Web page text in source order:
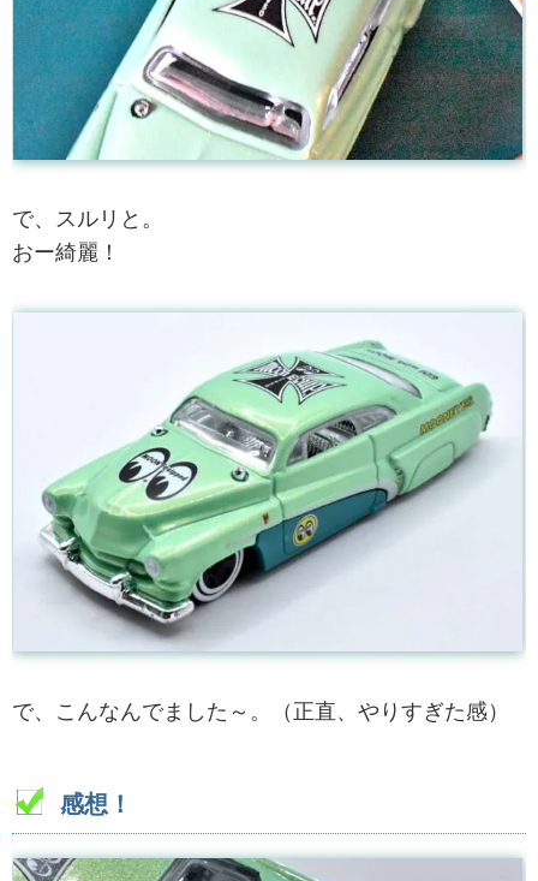
で、スルリと。
おー綺麗！
で、こんなんでました～。（正直、やりすぎた感）
感想！